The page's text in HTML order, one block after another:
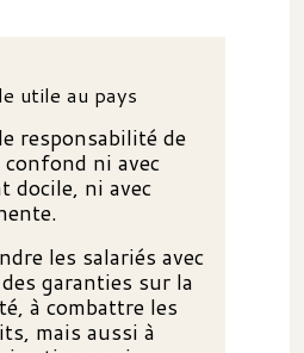
utile au pays
responsabilité de
ni avec
docile, ni avec
les salariés avec
garanties sur la
à combattre les
mais aussi à